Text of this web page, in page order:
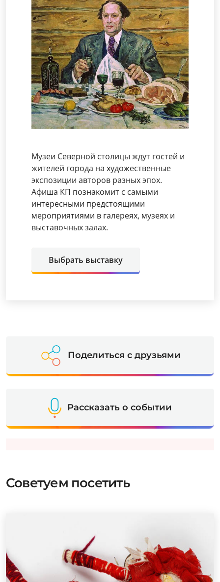
Музеи Северной столицы ждут гостей и
жителей города на художественные
экспозиции авторов разных эпох.
Афиша КП познакомит с самыми
интересными предстоящими
мероприятиями в галереях, музеях и
выставочных залах.
Выбрать выставку
Поделиться с друзьями
Рассказать о событии
Советуем посетить